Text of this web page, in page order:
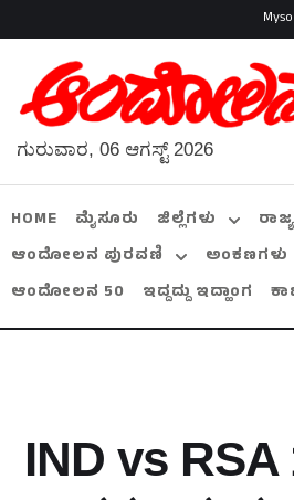
ಗುರುವಾರ, 06 ಆಗಸ್ಟ್ 2026
HOME ಮೈಸೂರು ಜಿಲ್ಲೆಗಳು ರಾಜ್ಯ
ಆಂದೋಲನ ಪುರವಣಿ
ಅಂಕಣಗಳು
ಆಂದೋಲನ 50
ಇದ್ದದ್ದು ಇದ್ಹಾಂಗ
IND vs